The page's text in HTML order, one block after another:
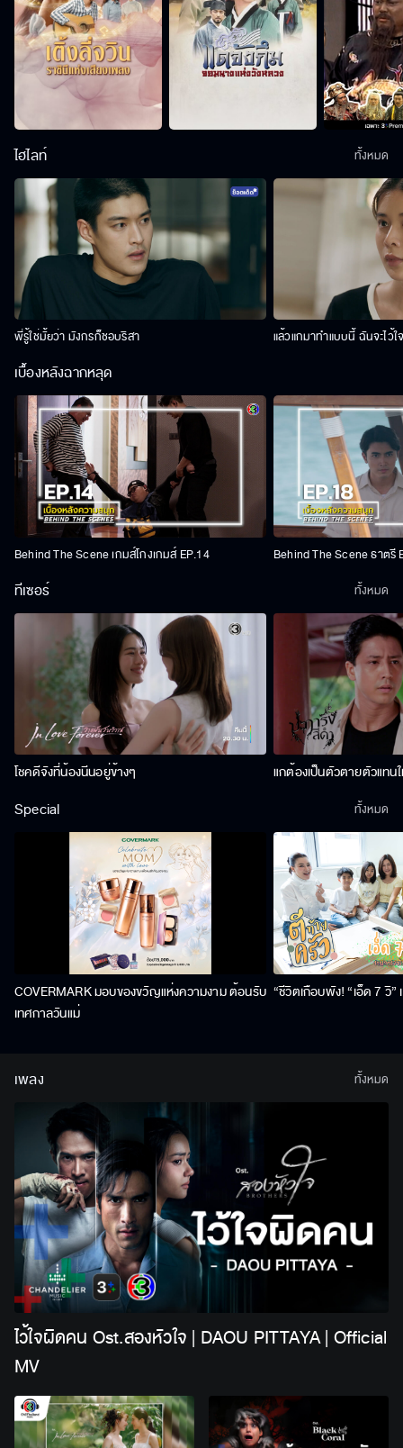
ไฮไลท์
พี่รู้ใช่มั้ยว่า มังกรก็ชอบริสา แล้วแกมาทำแบบนี้ ฉันจะไว้ใ
ทั้งหมด
เบื้องหลังฉากหลุด
Behind The Scene เกมส์โกงเกมส์ EP.14 Behind The Scene ธาตรี
ทีเซอร์
โชคดีจังที่น้องนีนอยู่ข้างๆ แกต้องเป็นตัวตายตัวแทน
ทั้งหมด
Special
COVERMARK มอบของขวัญแห่งความงาม ต้อนรับ
เทศกาลวันแม่
“ชีวิตเกือบพัง! “เอ็ด 7 วิ
ทั้งหมด
เพลง
ไว้ใจผิดคน Ost.สองหัวใจ | DAOU PITTAYA | Official
MV
ทั้งหมด